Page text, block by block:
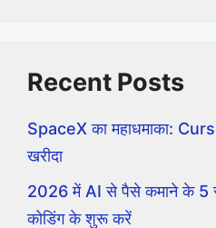
Recent Posts
SpaceX का महाधमाका:
खरीदा
2026 में AI से पैसे कमाने के 5
कोडिंग के शुरू करें